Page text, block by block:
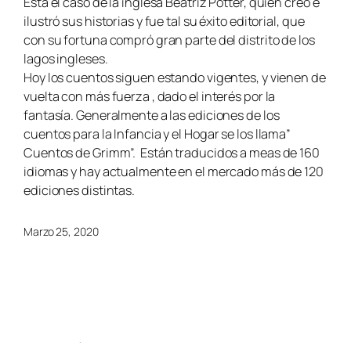
ilustró sus historias y fue tal su éxito editorial, que
con su fortuna compró gran parte del distrito de los
lagos ingleses.
Hoy los cuentos siguen estando vigentes, y vienen de
vuelta con más fuerza , dado el interés por la
fantasía. Generalmente a las ediciones de los
cuentos para la Infancia y el Hogar se los llama”
Cuentos de Grimm”. Están traducidos a meas de 160
idiomas y hay actualmente en el mercado más de 120
ediciones distintas.
Marzo 25, 2020